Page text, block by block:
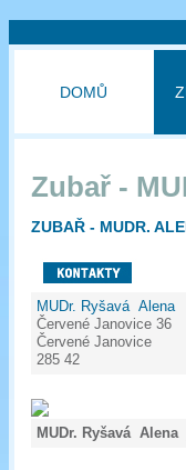
DOMŮ
Zubař -
ZUBAŘ - MUDR.
MUDr. Ryšavá Alena
Červené Janovice 36
Červené Janovice
285 42
MUDr. Ryšavá Alena